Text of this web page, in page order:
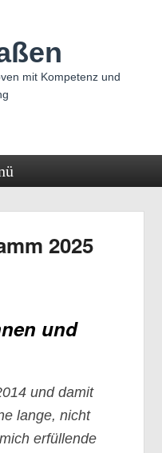
mit Kompetenz und
2025
und
und damit
lange, nicht
erfüllende